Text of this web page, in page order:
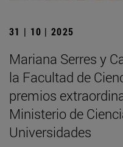
31 | 10 | 2025
Mariana Serres y
la Facultad de
premios
Ministerio de
Universidades